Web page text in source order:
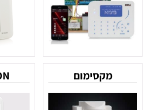
מקסימום